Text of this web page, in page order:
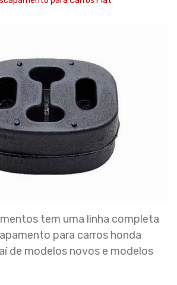
tem uma linha completa
para carros honda
de modelos novos e modelos